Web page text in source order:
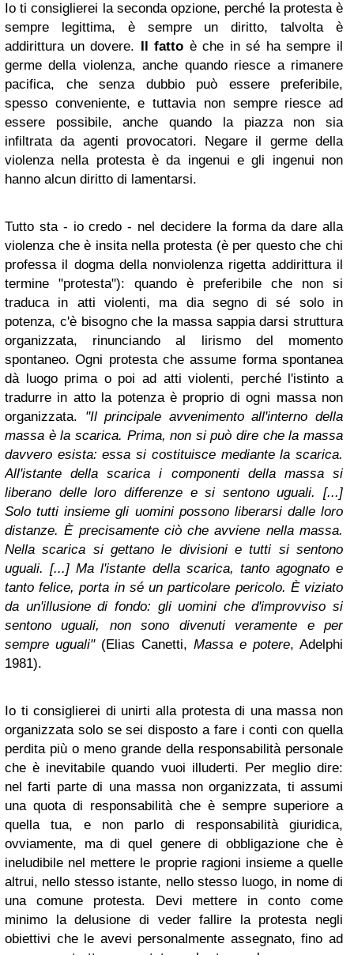
Io ti consiglierei la seconda opzione, perché la protesta è
sempre legittima, è sempre un diritto, talvolta è
addirittura un dovere. Il fatto è che in sé ha sempre il
germe della violenza, anche quando riesce a rimanere
pacifica, che senza dubbio può essere preferibile,
spesso conveniente, e tuttavia non sempre riesce ad
essere possibile, anche quando la piazza non sia
infiltrata da agenti provocatori. Negare il germe della
violenza nella protesta è da ingenui e gli ingenui non
hanno alcun diritto di lamentarsi.
Tutto sta - io credo - nel decidere la forma da dare alla
violenza che è insita nella protesta (è per questo che chi
professa il dogma della nonviolenza rigetta addirittura il
termine "protesta"): quando è preferibile che non si
traduca in atti violenti, ma dia segno di sé solo in
potenza, c'è bisogno che la massa sappia darsi struttura
organizzata, rinunciando al lirismo del momento
spontaneo. Ogni protesta che assume forma spontanea
dà luogo prima o poi ad atti violenti, perché l'istinto a
tradurre in atto la potenza è proprio di ogni massa non
organizzata. "Il principale avvenimento all'interno della
massa è la scarica. Prima, non si può dire che la massa
davvero esista: essa si costituisce mediante la scarica.
All'istante della scarica i componenti della massa si
liberano delle loro differenze e si sentono uguali. [...]
Solo tutti insieme gli uomini possono liberarsi dalle loro
distanze. È precisamente ciò che avviene nella massa.
Nella scarica si gettano le divisioni e tutti si sentono
uguali. [...] Ma l'istante della scarica, tanto agognato e
tanto felice, porta in sé un particolare pericolo. È viziato
da un'illusione di fondo: gli uomini che d'improvviso si
sentono uguali, non sono divenuti veramente e per
sempre uguali"(Elias Canetti, Massa e potere, Adelphi
1981).
Io ti consiglierei di unirti alla protesta di una massa non
organizzata solo se sei disposto a fare i conti con quella
perdita più o meno grande della responsabilità personale
che è inevitabile quando vuoi illuderti. Per meglio dire:
nel farti parte di una massa non organizzata, ti assumi
una quota di responsabilità che è sempre superiore a
quella tua, e non parlo di responsabilità giuridica,
ovviamente, ma di quel genere di obbligazione che è
ineludibile nel mettere le proprie ragioni insieme a quelle
altrui, nello stesso istante, nello stesso luogo, in nome di
una comune protesta. Devi mettere in conto come
minimo la delusione di veder fallire la protesta negli
obiettivi che le avevi personalmente assegnato, fino ad